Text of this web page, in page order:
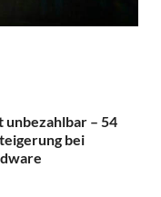
unbezahlbar – 54
bei